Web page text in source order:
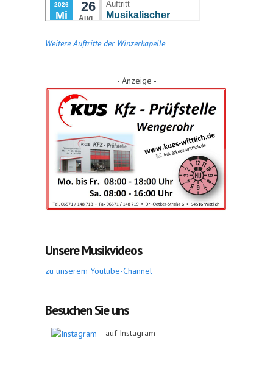
Weitere Auftritte der Winzerkapelle
- Anzeige -
Unsere Musikvideos
zu unserem Youtube-Channel
Besuchen Sie uns
auf Instagram